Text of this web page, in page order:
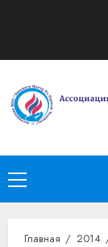
Основное
меню
Главная 2014